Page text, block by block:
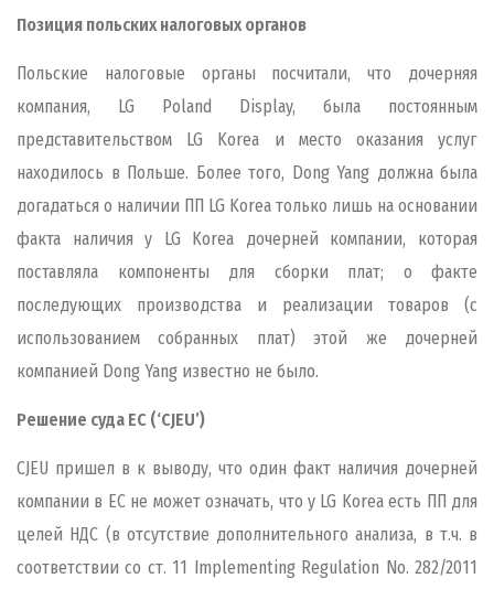
Позиция польских налоговых органов
Польские налоговые органы посчитали, что дочерняя
компания, LG Poland Display, была постоянным
представительством LG Korea и место оказания услуг
находилось в Польше. Более того, Dong Yang должна была
догадаться о наличии ПП LG Korea только лишь на основании
факта наличия у LG Korea дочерней компании, которая
поставляла компоненты для сборки плат; о факте
последующих производства и реализации товаров (с
использованием собранных плат) этой же дочерней
компанией Dong Yang известно не было.
Решение суда ЕС (‘CJEU’)
CJEU пришел в к выводу, что один факт наличия дочерней
компании в ЕС не может означать, что у LG Korea есть ПП для
целей НДС (в отсутствие дополнительного анализа, в т.ч. в
соответствии со ст. 11 Implementing Regulation No. 282/2011